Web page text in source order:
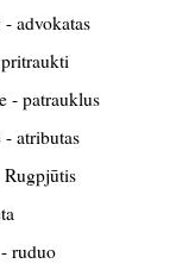
advokatas
- patrauklus
- atributas
Rugpjūtis
ruduo